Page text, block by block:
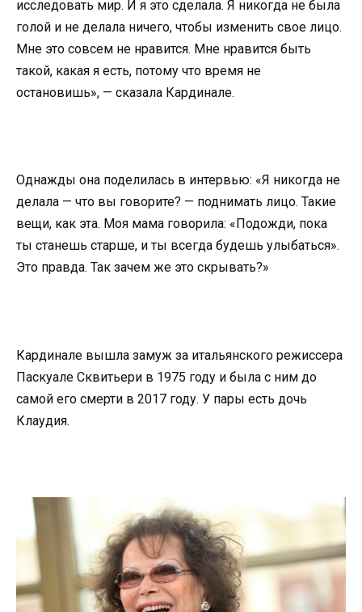
исследовать мир. И я это сделала. Я никогда не была
голой и не делала ничего, чтобы изменить свое лицо.
Мне это совсем не нравится. Мне нравится быть
такой, какая я есть, потому что время не
остановишь», — сказала Кардинале.
Однажды она поделилась в интервью: «Я никогда не
делала — что вы говорите? — поднимать лицо. Такие
вещи, как эта. Моя мама говорила: «Подожди, пока
ты станешь старше, и ты всегда будешь улыбаться».
Это правда. Так зачем же это скрывать?»
Кардинале вышла замуж за итальянского режиссера
Паскуале Сквитьери в 1975 году и была с ним до
самой его смерти в 2017 году. У пары есть дочь
Клаудия.